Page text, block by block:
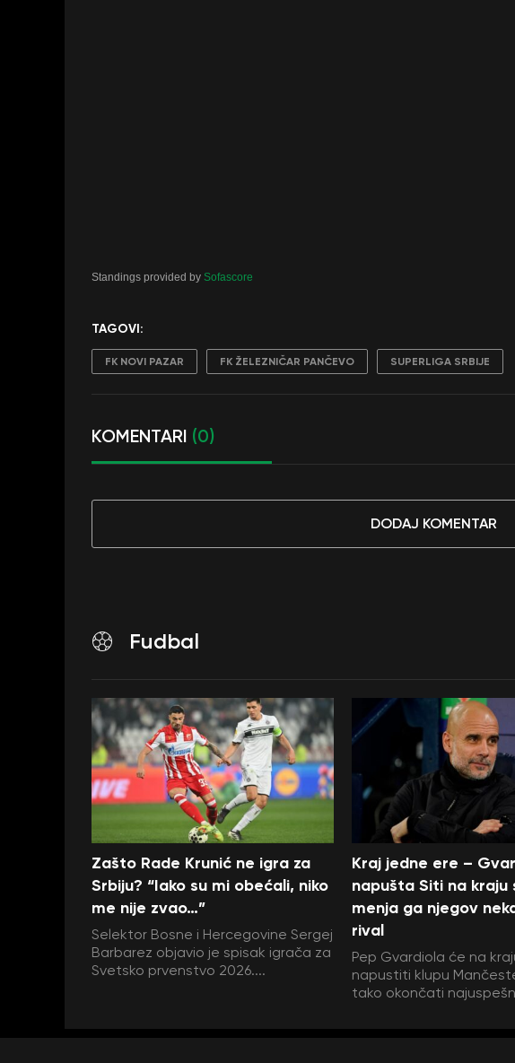
Standings provided by Sofascore
TAGOVI:
FK NOVI PAZAR FK ŽELEZNIČAR PANČEVO SUPERLIGA SRBIJE
KOMENTARI (0)
DODAJ KOMENTAR
Fudbal
Zašto Rade Krunić ne igra za
Srbiju? “Iako su mi obećali, niko
me nije zvao…”
Selektor Bosne i Hercegovine Sergej
Barbarez objavio je spisak igrača za
Svetsko prvenstvo 2026....
Kraj jedne ere –
napušta Siti na kraju
menja ga njegov
rival
Pep Gvardiola će na
napustiti klupu
tako okončati